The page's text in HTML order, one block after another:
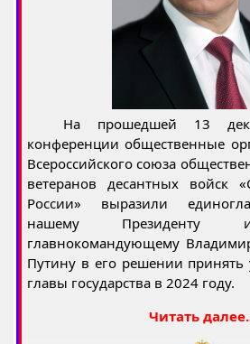
На прошедшей 13
конференции общественные
Всероссийского союза
ветеранов десантных войск
России» выразили
нашему Президенту
главнокомандующему
Путину в его решении принять
главы государства в 2024 году.
Читать